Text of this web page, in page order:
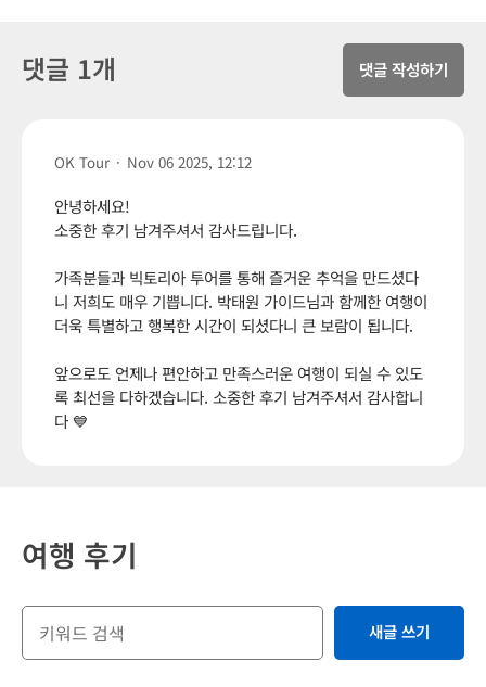
댓글 1개 댓글 작성하기
OK Tour · Nov 06 2025, 12:12
안녕하세요!
소중한 후기 남겨주셔서 감사드립니다.
가족분들과 빅토리아 투어를 통해 즐거운 추억을 만드셨다
니 저희도 매우 기쁩니다. 박태원 가이드님과 함께한 여행이
더욱 특별하고 행복한 시간이 되셨다니 큰 보람이 됩니다.
앞으로도 언제나 편안하고 만족스러운 여행이 되실 수 있도
록 최선을 다하겠습니다. 소중한 후기 남겨주셔서 감사합니
다 💙
여행 후기
새글 쓰기